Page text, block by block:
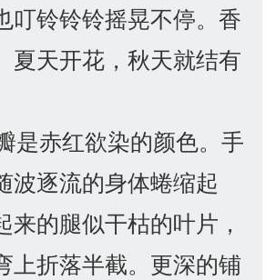
叮铃铃铃摇晃不停。香
夏天开花，秋天就结有
是赤红欲染的颜色。手
波逐流的身体蜷缩起
来的腿似干枯的叶片，
上折落半截。更深的铺